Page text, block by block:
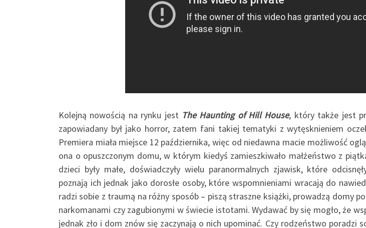
Kolejną nowością na rynku jest The Haunting of Hill House, który także jest
zapowiadany był jako horror, zatem fani takiej tematyki z wytęsknieniem
Premiera miała miejsce 12 października, więc od niedawna macie możliwość
ona o opuszczonym domu, w którym kiedyś zamieszkiwało małżeństwo z
dzieci były małe, doświadczyły wielu paranormalnych zjawisk, które
poznają ich jednak jako dorosłe osoby, które wspomnieniami wracają do
radzi sobie z traumą na różny sposób – piszą straszne książki, prowadzą domy
narkomanami czy zagubionymi w świecie istotami. Wydawać by się mogło, że
jednak zło i dom znów się zaczynają o nich upominać. Czy rodzeństwo poradzi